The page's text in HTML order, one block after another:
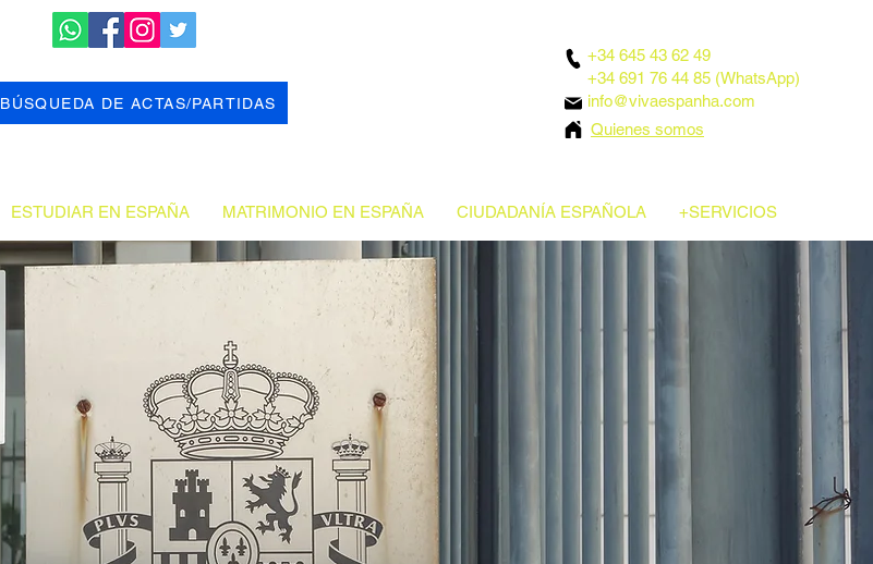
BÚSQUEDA DE ACTAS/PARTIDAS
+34 645 43 62 49
+34 691 76 44 85 (WhatsApp)
info@vivaespanha.com
Quienes somos
ESTUDIAR EN ESPAÑA MATRIMONIO EN ESPAÑA CIUDADANÍA ESPAÑOLA +SERVICIOS